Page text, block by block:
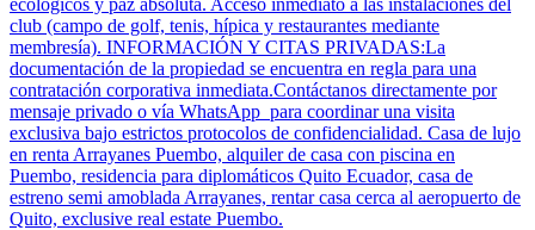
club (campo de golf, tenis, hípica y restaurantes mediante
membresía). INFORMACIÓN Y CITAS PRIVADAS:La
documentación de la propiedad se encuentra en regla para una
contratación corporativa inmediata.Contáctanos directamente por
mensaje privado o vía WhatsApp para coordinar una visita
exclusiva bajo estrictos protocolos de confidencialidad. Casa de lujo
en renta Arrayanes Puembo, alquiler de casa con piscina en
Puembo, residencia para diplomáticos Quito Ecuador, casa de
estreno semi amoblada Arrayanes, rentar casa cerca al aeropuerto de
Quito, exclusive real estate Puembo.